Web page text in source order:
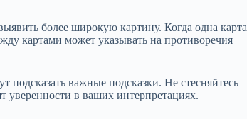
более широкую картину. Когда одна карта
картами может указывать на противоречия
важные подсказки. Не стесняйтесь
уверенности в ваших интерпретациях.